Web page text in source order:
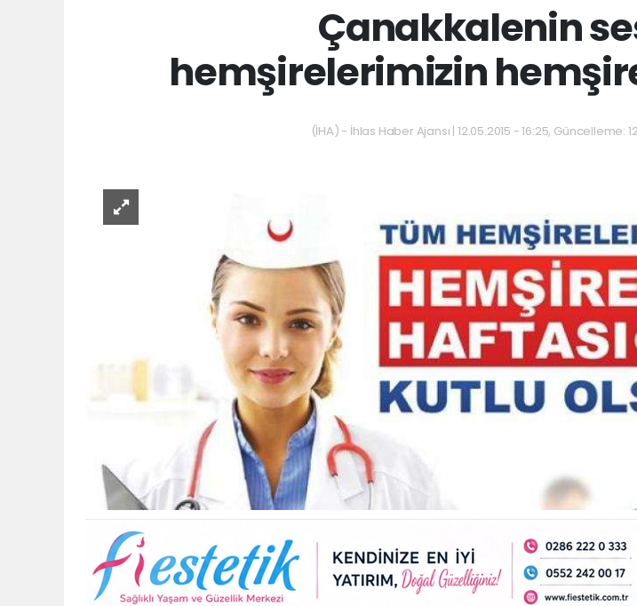
Çanakkalenin
hemşirelerimizin
(İHA) - İhlas Haber Ajansı | 12.05.2015 - 16:25, Güncelleme: